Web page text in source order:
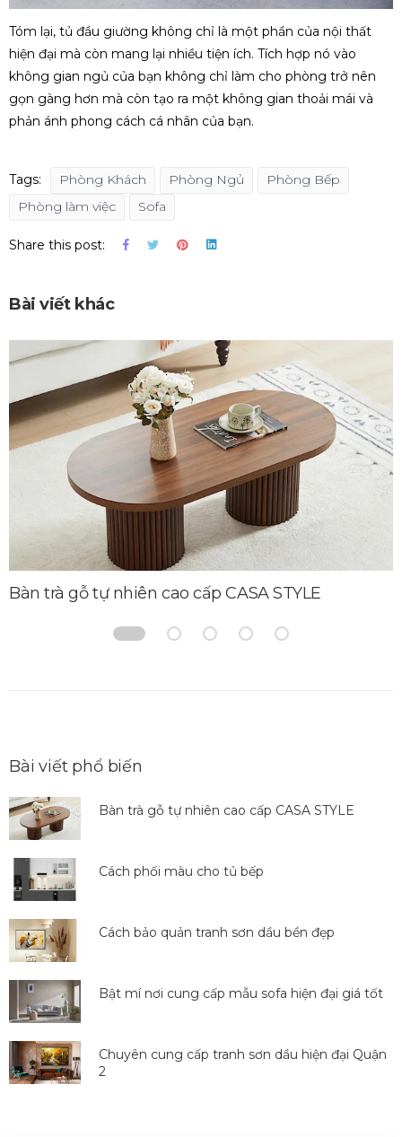
Tóm lại, tủ đầu giường không chỉ là một phần của nội thất
hiện đại mà còn mang lại nhiều tiện ích. Tích hợp nó vào
không gian ngủ của bạn không chỉ làm cho phòng trở nên
gọn gàng hơn mà còn tạo ra một không gian thoải mái và
phản ánh phong cách cá nhân của bạn.
Tags: Phòng Khách Phòng Ngủ
Phòng Bếp
Phòng làm việc
Sofa
Share this post:
Bài viết khác
Bàn trà gỗ tự nhiên cao cấp CASA STYLE
Bài viết phổ biến
Bàn trà gỗ tự nhiên cao cấp CASA STYLE
Cách phối màu cho tủ bếp
Cách bảo quản tranh sơn dầu bền đẹp
Bật mí nơi cung cấp mẫu sofa hiện đại giá tốt
Chuyên cung cấp tranh sơn dầu hiện đại Quận
2